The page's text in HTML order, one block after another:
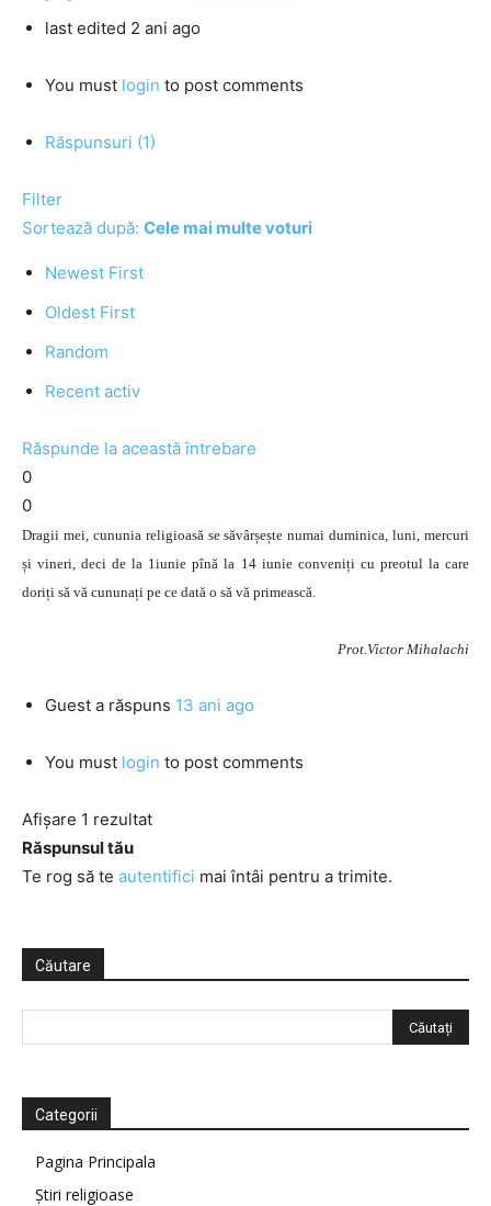
last edited 2 ani ago
You must login to post comments
Răspunsuri (1)
Filter
Sortează după: Cele mai multe voturi
Newest First
Oldest First
Random
Recent activ
Răspunde la această întrebare
0
0
Dragii mei, cununia religioasă se săvârșește numai duminica, luni, mercuri
și vineri, deci de la 1iunie pînă la 14 iunie conveniți cu preotul la care
doriți să vă cununați pe ce dată o să vă primească.
Prot.Victor Mihalachi
Guest a răspuns 13 ani ago
You must login to post comments
Afișare 1 rezultat
Răspunsul tău
Te rog să te autentifici mai întâi pentru a trimite.
Căutare
Categorii
Pagina Principala
Știri religioase